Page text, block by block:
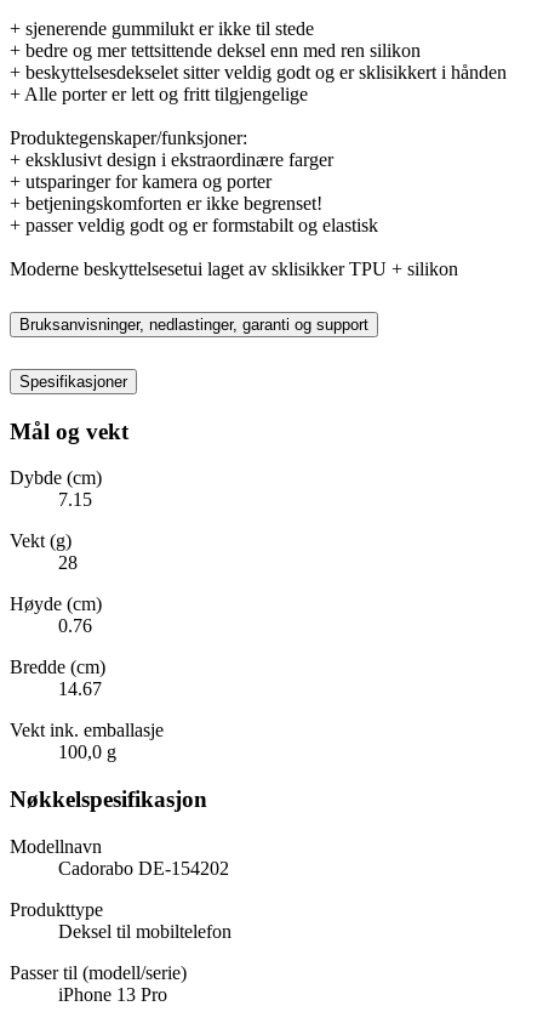
+ sjenerende gummilukt er ikke til stede
+ bedre og mer tettsittende deksel enn med ren silikon
+ beskyttelsesdekselet sitter veldig godt og er sklisikkert i hånden
+ Alle porter er lett og fritt tilgjengelige
Produktegenskaper/funksjoner:
+ eksklusivt design i ekstraordinære farger
+ utsparinger for kamera og porter
+ betjeningskomforten er ikke begrenset!
+ passer veldig godt og er formstabilt og elastisk
Moderne beskyttelsesetui laget av sklisikker TPU + silikon
Bruksanvisninger, nedlastinger, garanti og support
Spesifikasjoner
Mål og vekt
Dybde (cm)
7.15
Vekt (g)
28
Høyde (cm)
0.76
Bredde (cm)
14.67
Vekt ink. emballasje
100,0 g
Nøkkelspesifikasjon
Modellnavn
Cadorabo DE-154202
Produkttype
Deksel til mobiltelefon
Passer til (modell/serie)
iPhone 13 Pro